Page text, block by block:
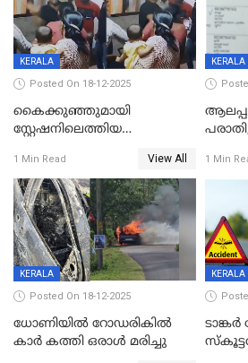
KERALA
Posted On 18-12-2025
കൈക്കുഞ്ഞുമായി
സ്റ്റേഷനിലെത്തിയ
കരണത്തടിച്ചു; CC ടിവി
ദൃശ്യങ്ങൾ പുറത്ത്
1 Min Read View All
KERALA
1 Min
KERALA
Posted On 18-12-2025
ധോണിയിൽ റോഡരികിൽ
കാർ കത്തി ഒരാൾ മരിച്ചു
KERALA
ടാങ്കർ